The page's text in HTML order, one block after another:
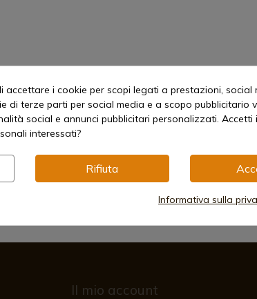
Metodi di pagamento sicuri
Il mio account
accettare i cookie per scopi legati a prestazioni, social
di terze parti per social media e a scopo pubblicitario
social e annunci pubblicitari personalizzati. Accetti
interessati?
Rifiuta
Informativa sulla